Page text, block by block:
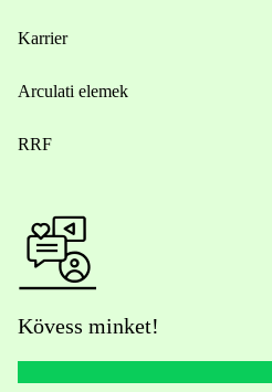
Karrier
Arculati elemek
RRF
Kövess minket!